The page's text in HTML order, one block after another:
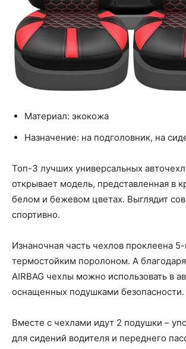
Материал: экокожа
Назначение: на подголовник, на
Топ-3 лучших универсальных
открывает модель, представленная в
белом и бежевом цветах. Выглядит
спортивно.
Изнаночная часть чехлов проклеена
термостойким поролоном. А
AIRBAG чехлы можно использовать в
оснащенных подушками безопасности.
Вместе с чехлами идут 2 подушки –
для сидений водителя и переднего